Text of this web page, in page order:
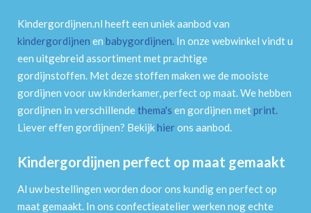
Kindergordijnen.nl heeft een uniek aanbod van
kindergordijnen en babygordijnen. In onze webwinkel vindt u
een uitgebreid assortiment met prachtige
gordijnstoffen. Met deze stoffen maken we de mooiste
gordijnen voor uw kinderkamer, perfect op maat. We hebben
gordijnen in verschillendethema's en gordijnen metprint.
Liever effen gordijnen? Bekijkhierons aanbod.
Kindergordijnen perfect op maat gemaakt
Al uw bestellingen worden door ons kundig en perfect op
maat gemaakt. In ons confectieatelier werken nog echte